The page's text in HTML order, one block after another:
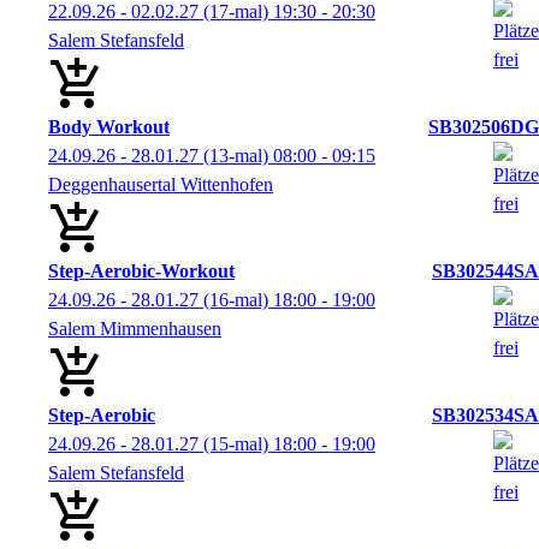
22.09.26 - 02.02.27 (17-mal) 19:30 - 20:30
Salem Stefansfeld
Body Workout
SB302506DG
24.09.26 - 28.01.27 (13-mal) 08:00 - 09:15
Deggenhausertal Wittenhofen
Step-Aerobic-Workout
SB302544SA
24.09.26 - 28.01.27 (16-mal) 18:00 - 19:00
Salem Mimmenhausen
Step-Aerobic
SB302534SA
24.09.26 - 28.01.27 (15-mal) 18:00 - 19:00
Salem Stefansfeld